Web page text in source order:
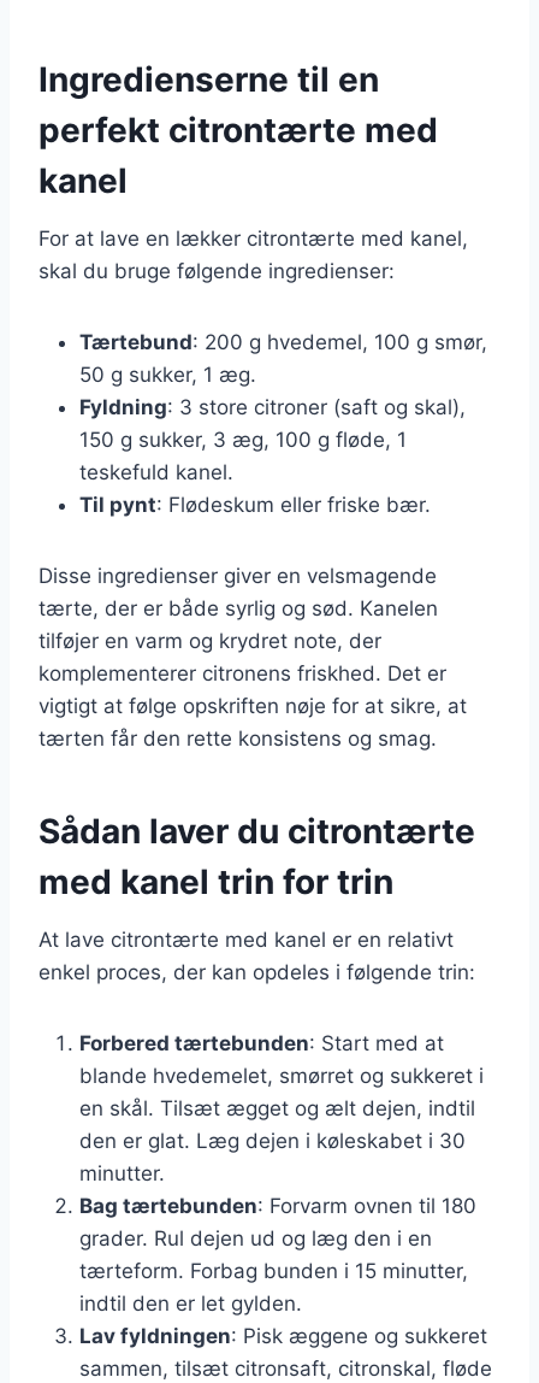
Ingredienserne til en
perfekt citrontærte med
kanel
For at lave en lækker citrontærte med kanel,
skal du bruge følgende ingredienser:
Tærtebund: 200 g hvedemel, 100 g smør,
50 g sukker, 1 æg.
Fyldning: 3 store citroner (saft og skal),
150 g sukker, 3 æg, 100 g fløde, 1
teskefuld kanel.
Til pynt: Flødeskum eller friske bær.
Disse ingredienser giver en velsmagende
tærte, der er både syrlig og sød. Kanelen
tilføjer en varm og krydret note, der
komplementerer citronens friskhed. Det er
vigtigt at følge opskriften nøje for at sikre, at
tærten får den rette konsistens og smag.
Sådan laver du citrontærte
med kanel trin for trin
At lave citrontærte med kanel er en relativt
enkel proces, der kan opdeles i følgende trin:
Forbered tærtebunden: Start med at
blande hvedemelet, smørret og sukkeret i
en skål. Tilsæt ægget og ælt dejen, indtil
den er glat. Læg dejen i køleskabet i 30
minutter.
Bag tærtebunden: Forvarm ovnen til 180
grader. Rul dejen ud og læg den i en
tærteform. Forbag bunden i 15 minutter,
indtil den er let gylden.
Lav fyldningen: Pisk æggene og sukkeret
sammen, tilsæt citronsaft, citronskal, fløde